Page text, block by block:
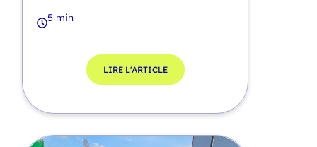
5 min
LIRE L'ARTICLE